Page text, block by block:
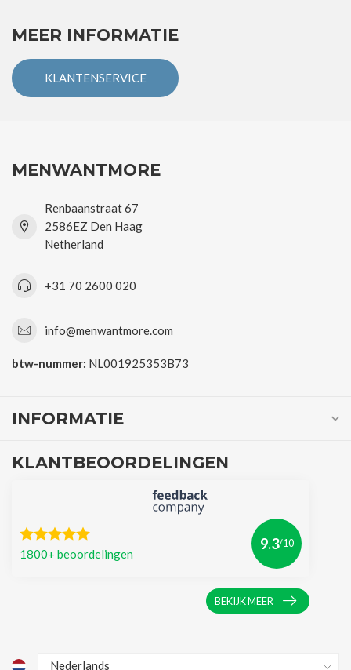
MEER INFORMATIE
KLANTENSERVICE
MENWANTMORE
Renbaanstraat 67
2586EZ Den Haag
Netherland
+31 70 2600 020
info@menwantmore.com
btw-nummer: NL001925353B73
INFORMATIE
KLANTBEOORDELINGEN
1800+ beoordelingen
9.3/10
BEKIJK MEER